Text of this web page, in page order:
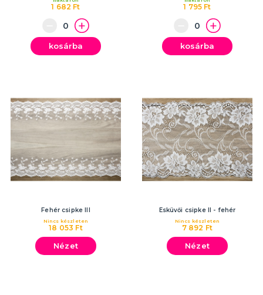
1 682 Ft
kosárba
1 795 Ft
kosárba
Fehér csipke III
18 053 Ft
Nincs készleten
Nézet
Esküvői csipke II - fehér
7 892 Ft
Nincs készleten
Nézet